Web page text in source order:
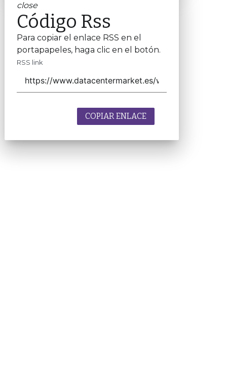
close
Código Rss
Para copiar el enlace RSS en el
portapapeles, haga clic en el botón.
RSS link
COPIAR ENLACE